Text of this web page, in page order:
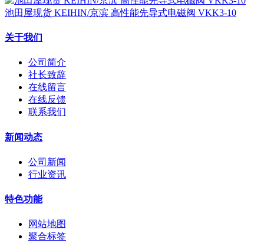
池田屋现货 KEIHIN/京滨 高性能先导式电磁阀 VKK3-10
关于我们
公司简介
社长致辞
在线留言
在线反馈
联系我们
新闻动态
公司新闻
行业资讯
特色功能
网站地图
聚合标签